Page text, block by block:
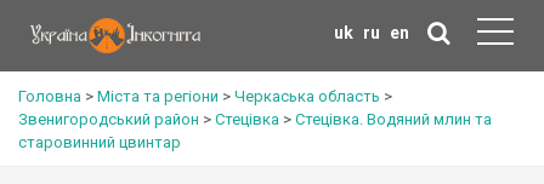
uk ru en
Головна > Міста та регіони > Черкаська область >
Звенигородський район > Стецівка > Стецівка. Водяний млин та
старовинний цвинтар